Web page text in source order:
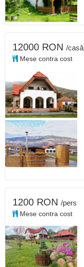
12000 RON /casă
Mese contra cost
1200 RON /pers
Mese contra cost